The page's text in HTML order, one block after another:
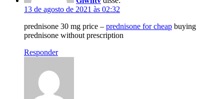
13 de agosto de 2021 às 02:32
prednisone 30 mg price – prednisone for cheap buying
prednisone without prescription
Responder